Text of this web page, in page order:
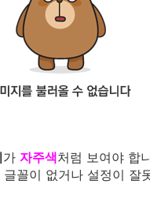
가 자주색처럼 보여야 합
글꼴이 없거나 설정이 잘